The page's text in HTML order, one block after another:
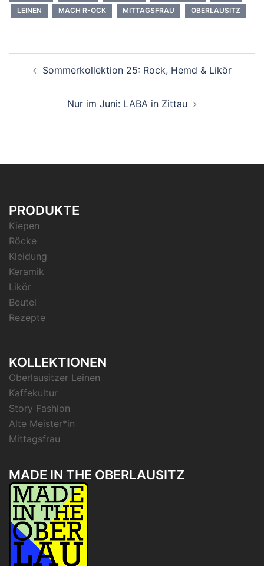
LEINEN
MACH R-OCK MITTAGSFRAU OBERLAUSITZ
Navigation
Sommerkollektion 25: Rock, Hemd & Likör
Nur im Juni: LABA in Zittau
PRODUKTE
Kiepen
Röcke
Kleidung
Keramik
Likör
Beutel
Rezepte
KOLLEKTIONEN
Oberlausitzer Leinen
Kaffekultur
Story Fashion
Alte Meister*in
Mittagsfrau
MADE IN THE OBERLAUSITZ